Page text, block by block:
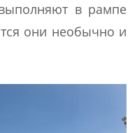
в рампе
они необычно и